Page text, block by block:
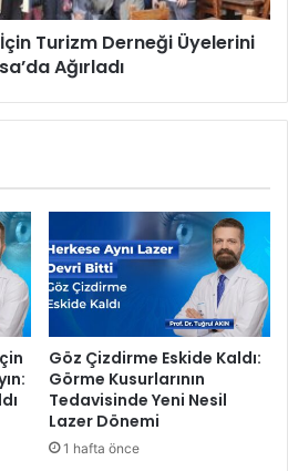
Turizm Derneği Üyelerini
Ağırladı
Göz Çizdirme Eskide Kaldı:
Görme Kusurlarının
Tedavisinde Yeni Nesil
Lazer Dönemi
1 hafta önce